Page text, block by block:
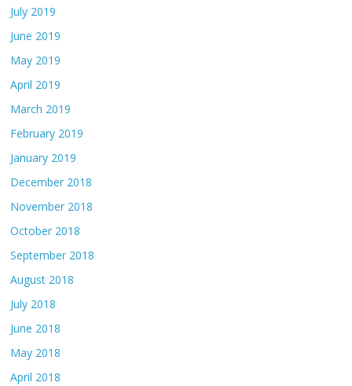
July 2019
June 2019
May 2019
April 2019
March 2019
February 2019
January 2019
December 2018
November 2018
October 2018
September 2018
August 2018
July 2018
June 2018
May 2018
April 2018